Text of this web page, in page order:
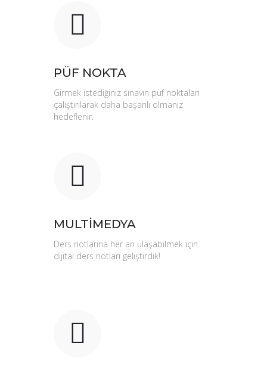
PÜF NOKTA
Girmek istediğiniz sınavın püf noktaları
çalıştırılarak daha başarılı olmanız
hedeflenir.
MULTİMEDYA
Ders notlarına her an ulaşabilmek için
dijital ders notları geliştirdik!